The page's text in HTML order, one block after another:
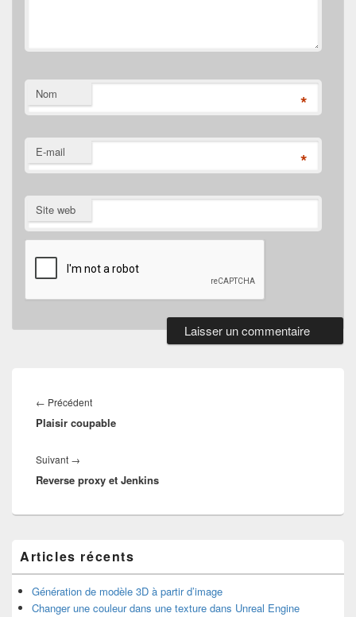
Nom *
E-mail *
Site web
de
l’article
← PrécédentArticle
précédent :
Plaisir coupable
Suivant →
suivant :
Reverse proxy et Jenkins
principale
de
widget
pour
Articles récents
Génération de modèle 3D à partir d’image
Changer une couleur dans une texture dans Unreal Engine